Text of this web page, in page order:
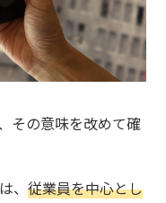
その意味を改めて確
、従業員を中心とし